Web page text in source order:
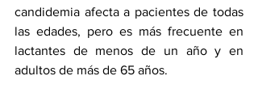
candidemia afecta a pacientes de todas
las edades, pero es más frecuente en
lactantes de menos de un año y en
adultos de más de 65 años.